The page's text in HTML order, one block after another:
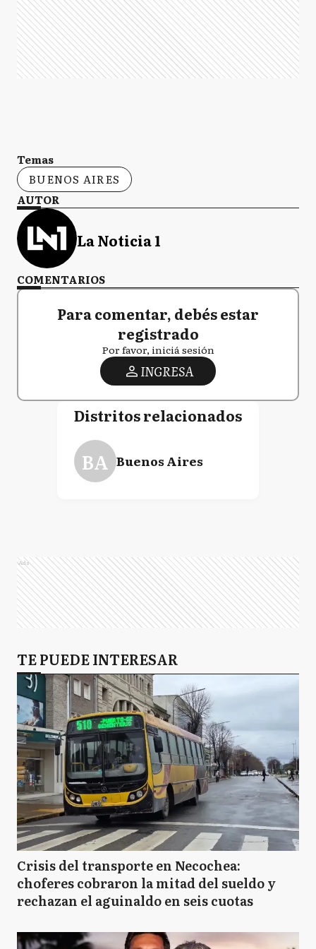
Temas
BUENOS AIRES
AUTOR
La Noticia 1
COMENTARIOS
Para comentar, debés estar
registrado
Por favor, iniciá sesión
INGRESA
Distritos relacionados
BA Buenos Aires
Ads
TE PUEDE INTERESAR
Crisis del transporte en Necochea:
choferes cobraron la mitad del sueldo y
rechazan el aguinaldo en seis cuotas